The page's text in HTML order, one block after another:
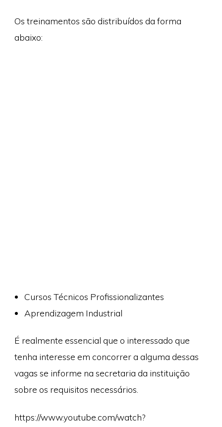
Os treinamentos são distribuídos da forma
abaixo:
Cursos Técnicos Profissionalizantes
Aprendizagem Industrial
É realmente essencial que o interessado que
tenha interesse em concorrer a alguma dessas
vagas se informe na secretaria da instituição
sobre os requisitos necessários.
https://www.youtube.com/watch?